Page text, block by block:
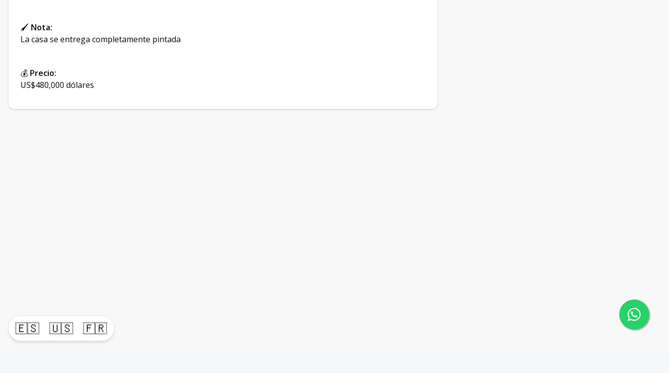
🇪🇸 🇺🇸 🇫🇷
🖌 Nota:
La casa se entrega completamente pintada
💰 Precio:
US$480,000 dólares